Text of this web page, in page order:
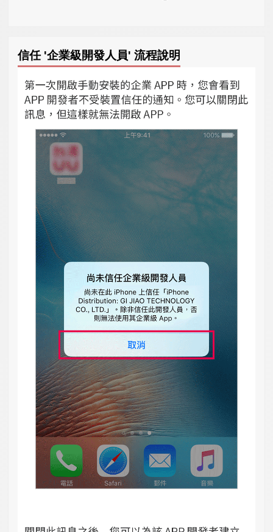
信任 '企業級開發人員' 流程說明